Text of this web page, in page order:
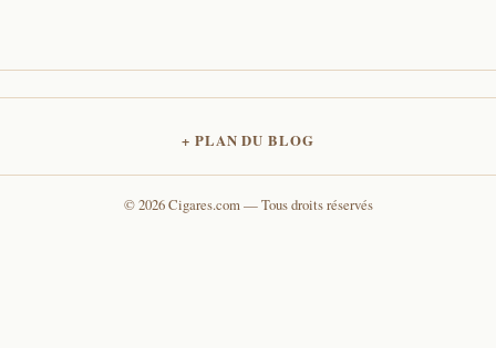
PLAN DU BLOG
© 2026 Cigares.com — Tous droits réservés